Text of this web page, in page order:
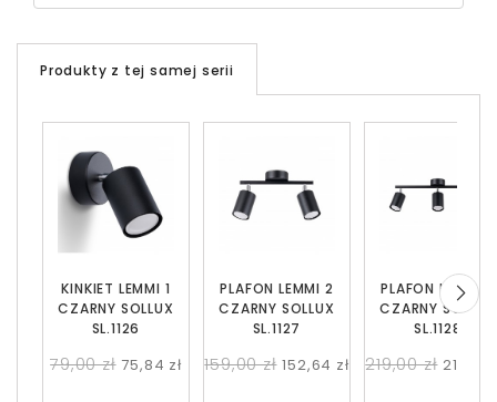
Produkty z tej samej serii
KINKIET LEMMI 1
CZARNY SOLLUX
SL.1126
79,00 zł 75,84 zł
PLAFON LEMMI 2
CZARNY SOLLUX
SL.1127
159,00 zł 152,64 zł
PLAFON LEMMI 3
CZARNY SOLLUX
SL.1128
219,00 zł 210,24